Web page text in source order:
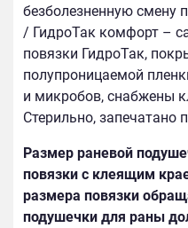
безболезненную смену
/ ГидроТак комфорт –
повязки ГидроТак,
полупроницаемой
и микробов, снабжены
Стерильно, запечатано
Размер раневой
повязки с клеящим
размера повязки
подушечки для раны